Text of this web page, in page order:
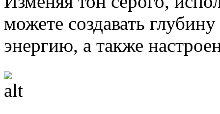
можете создавать
энергию, а также